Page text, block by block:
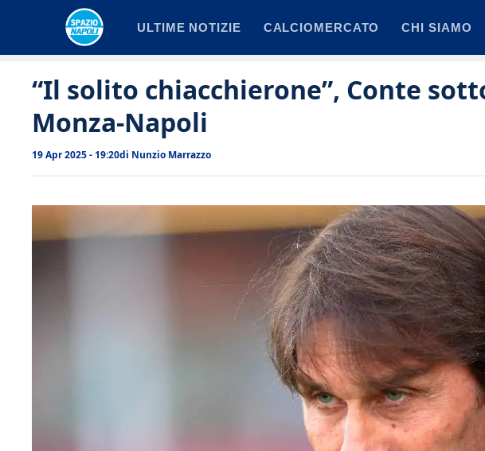
ULTIME NOTIZIE CALCIOMERCATO CHI SIAMO
“Il solito chiacchierone”, Conte
Monza-Napoli
19 Apr 2025 - 19:20di Nunzio Marrazzo